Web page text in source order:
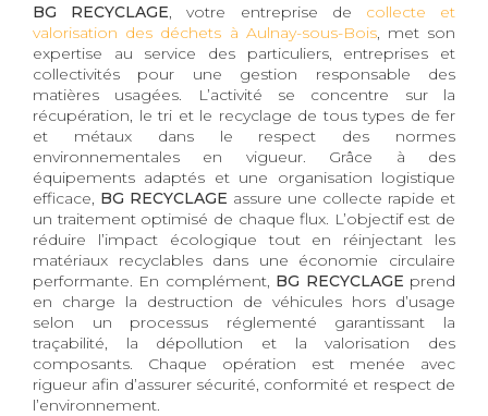
BG RECYCLAGE, votre entreprise de collecte et
valorisation des déchets à Aulnay-sous-Bois, met son
expertise au service des particuliers, entreprises et
collectivités pour une gestion responsable des
matières usagées. L’activité se concentre sur la
récupération, le tri et le recyclage de tous types de fer
et métaux dans le respect des normes
environnementales en vigueur. Grâce à des
équipements adaptés et une organisation logistique
efficace, BG RECYCLAGE assure une collecte rapide et
un traitement optimisé de chaque flux. L’objectif est de
réduire l’impact écologique tout en réinjectant les
matériaux recyclables dans une économie circulaire
performante. En complément, BG RECYCLAGE prend
en charge la destruction de véhicules hors d’usage
selon un processus réglementé garantissant la
traçabilité, la dépollution et la valorisation des
composants. Chaque opération est menée avec
rigueur afin d’assurer sécurité, conformité et respect de
l’environnement.